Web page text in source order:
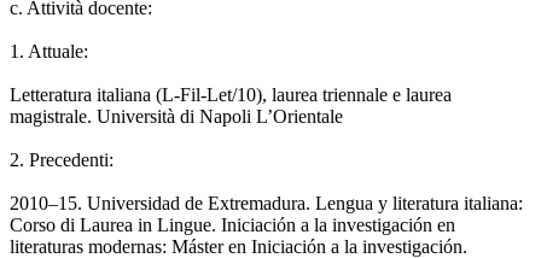
c. Attività docente:
1. Attuale:
Letteratura italiana (L-Fil-Let/10), laurea triennale e laurea
magistrale. Università di Napoli L’Orientale
2. Precedenti:
2010–15. Universidad de Extremadura. Lengua y literatura italiana:
Corso di Laurea in Lingue. Iniciación a la investigación en
literaturas modernas: Máster en Iniciación a la investigación.